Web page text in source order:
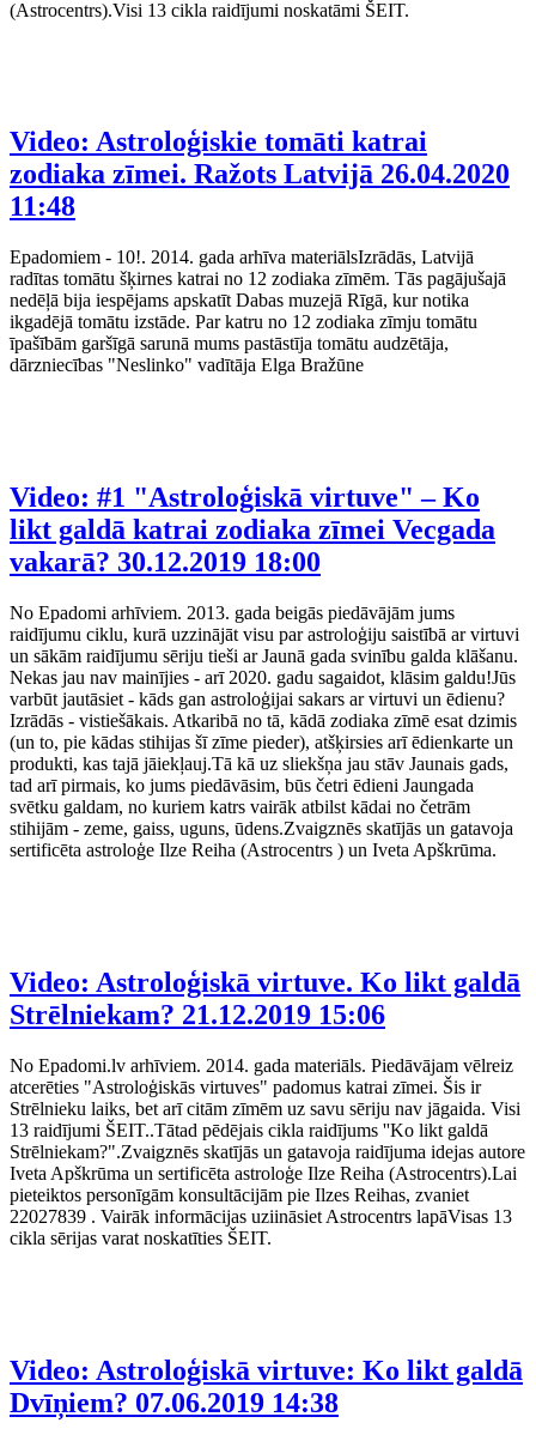
(Astrocentrs).Visi 13 cikla raidījumi noskatāmi ŠEIT.
Video: Astroloģiskie tomāti katrai
zodiaka zīmei. Ražots Latvijā 26.04.2020
11:48
Epadomiem - 10!. 2014. gada arhīva materiālsIzrādās, Latvijā
radītas tomātu šķirnes katrai no 12 zodiaka zīmēm. Tās pagājušajā
nedēļā bija iespējams apskatīt Dabas muzejā Rīgā, kur notika
ikgadējā tomātu izstāde. Par katru no 12 zodiaka zīmju tomātu
īpašībām garšīgā sarunā mums pastāstīja tomātu audzētāja,
dārzniecības "Neslinko" vadītāja Elga Bražūne
Video: #1 "Astroloģiskā virtuve" – Ko
likt galdā katrai zodiaka zīmei Vecgada
vakarā? 30.12.2019 18:00
No Epadomi arhīviem. 2013. gada beigās piedāvājām jums
raidījumu ciklu, kurā uzzinājāt visu par astroloģiju saistībā ar virtuvi
un sākām raidījumu sēriju tieši ar Jaunā gada svinību galda klāšanu.
Nekas jau nav mainījies - arī 2020. gadu sagaidot, klāsim galdu!Jūs
varbūt jautāsiet - kāds gan astroloģijai sakars ar virtuvi un ēdienu?
Izrādās - vistiešākais. Atkaribā no tā, kādā zodiaka zīmē esat dzimis
(un to, pie kādas stihijas šī zīme pieder), atšķirsies arī ēdienkarte un
produkti, kas tajā jāiekļauj.Tā kā uz sliekšņa jau stāv Jaunais gads,
tad arī pirmais, ko jums piedāvāsim, būs četri ēdieni Jaungada
svētku galdam, no kuriem katrs vairāk atbilst kādai no četrām
stihijām - zeme, gaiss, uguns, ūdens.Zvaigznēs skatījās un gatavoja
sertificēta astroloģe Ilze Reiha (Astrocentrs ) un Iveta Apškrūma.
Video: Astroloģiskā virtuve. Ko likt galdā
Strēlniekam? 21.12.2019 15:06
No Epadomi.lv arhīviem. 2014. gada materiāls. Piedāvājam vēlreiz
atcerēties "Astroloģiskās virtuves" padomus katrai zīmei. Šis ir
Strēlnieku laiks, bet arī citām zīmēm uz savu sēriju nav jāgaida. Visi
13 raidījumi ŠEIT..Tātad pēdējais cikla raidījums ''Ko likt galdā
Strēlniekam?".Zvaigznēs skatījās un gatavoja raidījuma idejas autore
Iveta Apškrūma un sertificēta astroloģe Ilze Reiha (Astrocentrs).Lai
pieteiktos personīgām konsultācijām pie Ilzes Reihas, zvaniet
22027839 . Vairāk informācijas uziināsiet Astrocentrs lapāVisas 13
cikla sērijas varat noskatīties ŠEIT.
Video: Astroloģiskā virtuve: Ko likt galdā
Dvīņiem? 07.06.2019 14:38